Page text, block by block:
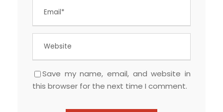
Save my name, email, and website in
this browser for the next time I comment.